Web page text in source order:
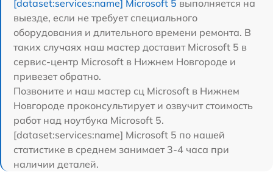
[dataset:services:name] Microsoft 5 выполняется на
выезде, если не требует специального
оборудования и длительного времени ремонта. В
таких случаях наш мастер доставит Microsoft 5 в
сервис-центр Microsoft в Нижнем Новгороде и
привезет обратно.
Позвоните и наш мастер сц Microsoft в Нижнем
Новгороде проконсультирует и озвучит стоимость
работ над ноутбука Microsoft 5.
[dataset:services:name] Microsoft 5 по нашей
статистике в среднем занимает 3-4 часа при
наличии деталей.